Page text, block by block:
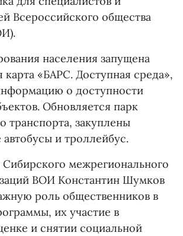
Всероссийского общества
населения запущена
карта «БАРС. Доступная среда»,
о доступности
Обновляется парк
транспорта, закуплены
и троллейбус.
межрегионального
ВОИ Константин Шумков
роль общественников в
их участие в
и снятии социальной